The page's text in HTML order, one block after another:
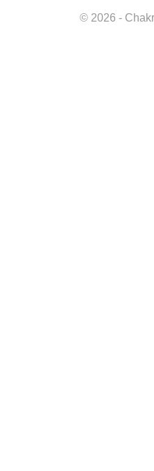
© 2026 -